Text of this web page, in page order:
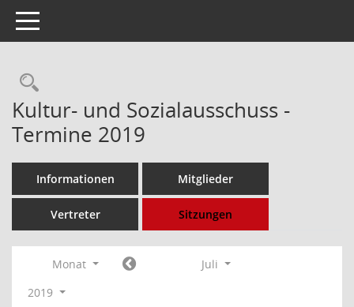
Toggle navigation
Rechercheauswahl
Kultur- und Sozialausschuss -
Termine 2019
Informationen Mitglieder
Vertreter Sitzungen
Monat
Juli
2019